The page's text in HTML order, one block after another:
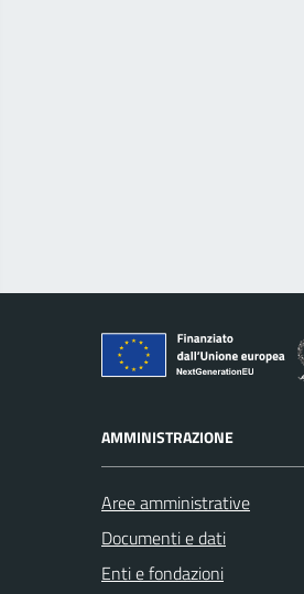
AMMINISTRAZIONE
Aree amministrative
Documenti e dati
Enti e fondazioni